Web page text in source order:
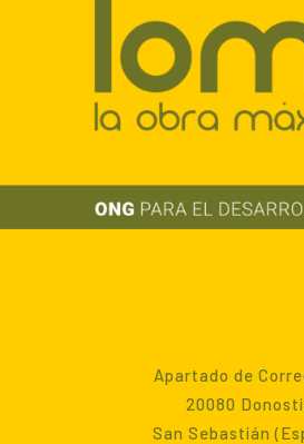
Apartado de
20080
San Sebastián